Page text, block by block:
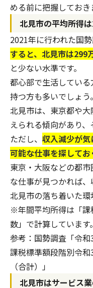
める前に把握しておき
北見市の平均所得
2021年に行われた国
すると、北見市は299
と少ない水準です。
都心部で生活してい
持つ方も多いでしょう。
北見市は、東京都や
えられる傾向があり、
ただし、 収入減少が
可能な仕事を探して
東京・大阪などの都
な仕事が見つかれば
北見市の落ち着いた環
※年間平均所得は「
数」で計算しています。
参考： 国勢調査「令
課税標準額段階別令
（合計） 」
北見市はサービス